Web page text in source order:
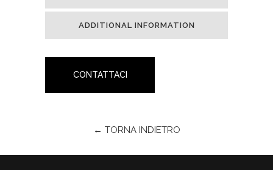
ADDITIONAL INFORMATION
CONTATTACI
← TORNA INDIETRO